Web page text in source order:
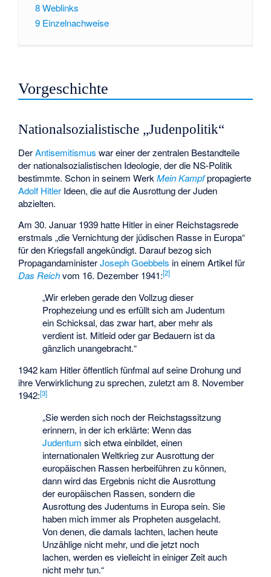
8Weblinks
9 Einzelnachweise
Vorgeschichte
Nationalsozialistische „Judenpolitik“
DerAntisemitismus war einer der zentralen Bestandteile
der nationalsozialistischen Ideologie, der die NS-Politik
bestimmte. Schon in seinem WerkMein Kampfpropagierte
Adolf Hitler Ideen, die auf die Ausrottung der Juden
abzielten.
Am 30. Januar 1939 hatte Hitler in einer Reichstagsrede
erstmals „die Vernichtung der jüdischen Rasse in Europa“
für den Kriegsfall angekündigt. Darauf bezog sich
PropagandaministerJoseph Goebbels in einem Artikel für
Das Reichvom 16. Dezember 1941:[2]
„Wir erleben gerade den Vollzug dieser
Prophezeiung und es erfüllt sich am Judentum
ein Schicksal, das zwar hart, aber mehr als
verdient ist. Mitleid oder gar Bedauern ist da
gänzlich unangebracht.“
1942 kam Hitler öffentlich fünfmal auf seine Drohung und
ihre Verwirklichung zu sprechen, zuletzt am 8. November
1942:[3]
„Sie werden sich noch der Reichstagssitzung
erinnern, in der ich erklärte: Wenn das
Judentum sich etwa einbildet, einen
internationalen Weltkrieg zur Ausrottung der
europäischen Rassen herbeiführen zu können,
dann wird das Ergebnis nicht die Ausrottung
der europäischen Rassen, sondern die
Ausrottung des Judentums in Europa sein. Sie
haben mich immer als Propheten ausgelacht.
Von denen, die damals lachten, lachen heute
Unzählige nicht mehr, und die jetzt noch
lachen, werden es vielleicht in einiger Zeit auch
nicht mehr tun.“